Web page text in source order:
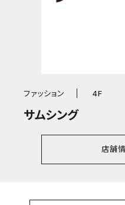
ファッション 4F
サムシング
店舗